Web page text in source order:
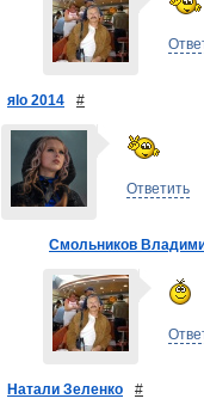
яlo 2014 #
Ответить
Смольников
Натали Зеленко #